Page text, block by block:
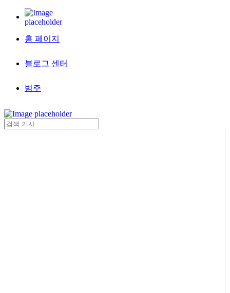
홈 페이지
블로그 센터
범주